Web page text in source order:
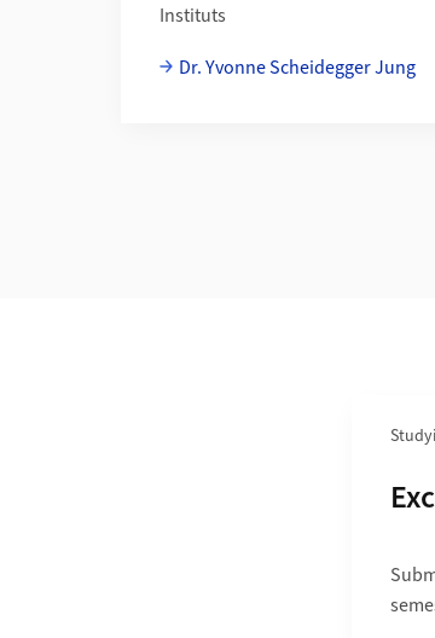
Instituts
Dr. Yvonne Scheidegger Jung